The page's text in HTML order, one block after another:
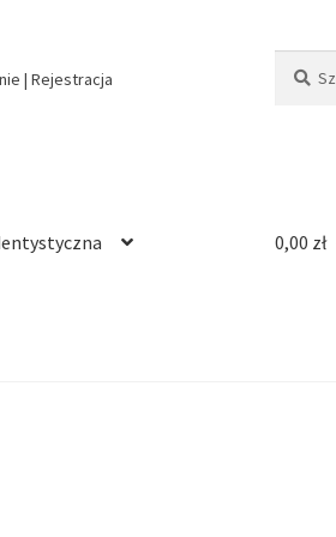
| Rejestracja
0,00 zł